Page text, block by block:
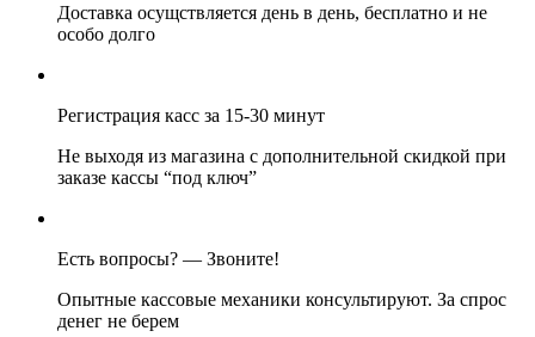
Доставка осущствляется день в день, бесплатно и не
особо долго
Регистрация касс за 15-30 минут
Не выходя из магазина с дополнительной скидкой при
заказе кассы “под ключ”
Есть вопросы? — Звоните!
Опытные кассовые механики консультируют. За спрос
денег не берем